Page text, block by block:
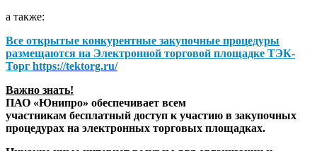
а также:
Все открытые конкурентные закупочные процедуры
размещаются на Электронной торговой площадке ТЭК-
Торг https://tektorg.ru/
Важно знать!
ПАО «Юнипро» обеспечивает всем
участникам бесплатный доступ к участию в закупочных
процедурах на электронных торговых площадках.